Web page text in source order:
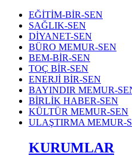
EĞİTİM-BİR-SEN
SAĞLIK-SEN
DİYANET-SEN
BÜRO MEMUR-SEN
BEM-BİR-SEN
TOÇ BİR-SEN
ENERJİ BİR-SEN
BAYINDIR MEMUR-
BİRLİK HABER-SEN
KÜLTÜR MEMUR-SEN
ULAŞTIRMA MEMUR-
KURUMLAR